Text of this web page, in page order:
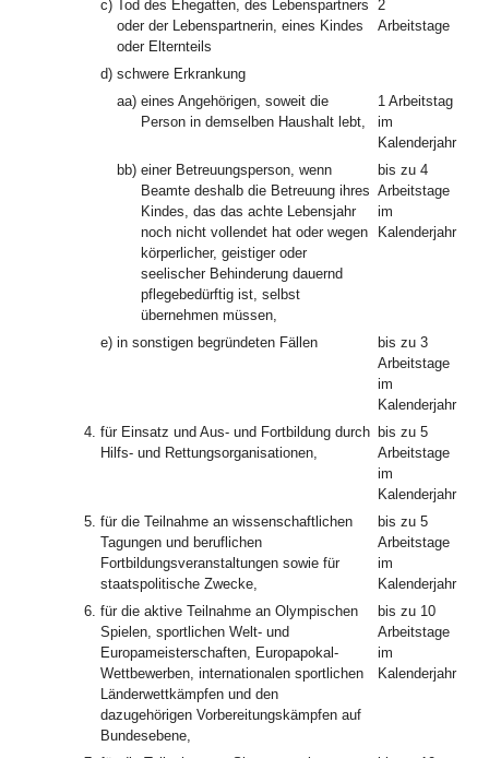
c)
Tod des Ehegatten, des Lebenspartners
oder der Lebenspartnerin, eines Kindes
oder Elternteils
2
Arbeitstage
d) schwere Erkrankung
aa) eines Angehörigen, soweit die
Person in demselben Haushalt lebt,
1 Arbeitstag
im
Kalenderjahr
bb) einer Betreuungsperson, wenn
Beamte deshalb die Betreuung ihres
Kindes, das das achte Lebensjahr
noch nicht vollendet hat oder wegen
körperlicher, geistiger oder
seelischer Behinderung dauernd
pflegebedürftig ist, selbst
übernehmen müssen,
bis zu 4
Arbeitstage
im
Kalenderjahr
e) in sonstigen begründeten Fällen
bis zu 3
Arbeitstage
im
Kalenderjahr
4. für Einsatz und Aus- und Fortbildung durch
Hilfs- und Rettungsorganisationen,
bis zu 5
Arbeitstage
im
Kalenderjahr
5. für die Teilnahme an wissenschaftlichen
Tagungen und beruflichen
Fortbildungsveranstaltungen sowie für
staatspolitische Zwecke,
bis zu 5
Arbeitstage
im
Kalenderjahr
6. für die aktive Teilnahme an Olympischen
Spielen, sportlichen Welt- und
Europameisterschaften, Europapokal-
Wettbewerben, internationalen sportlichen
Länderwettkämpfen und den
dazugehörigen Vorbereitungskämpfen auf
Bundesebene,
bis zu 10
Arbeitstage
im
Kalenderjahr